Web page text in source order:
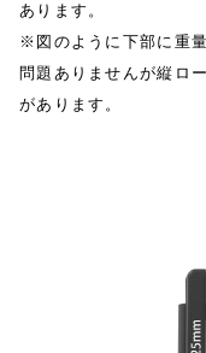
あります。
※図のように下部に重
問題ありませんが縦ロ
があります。